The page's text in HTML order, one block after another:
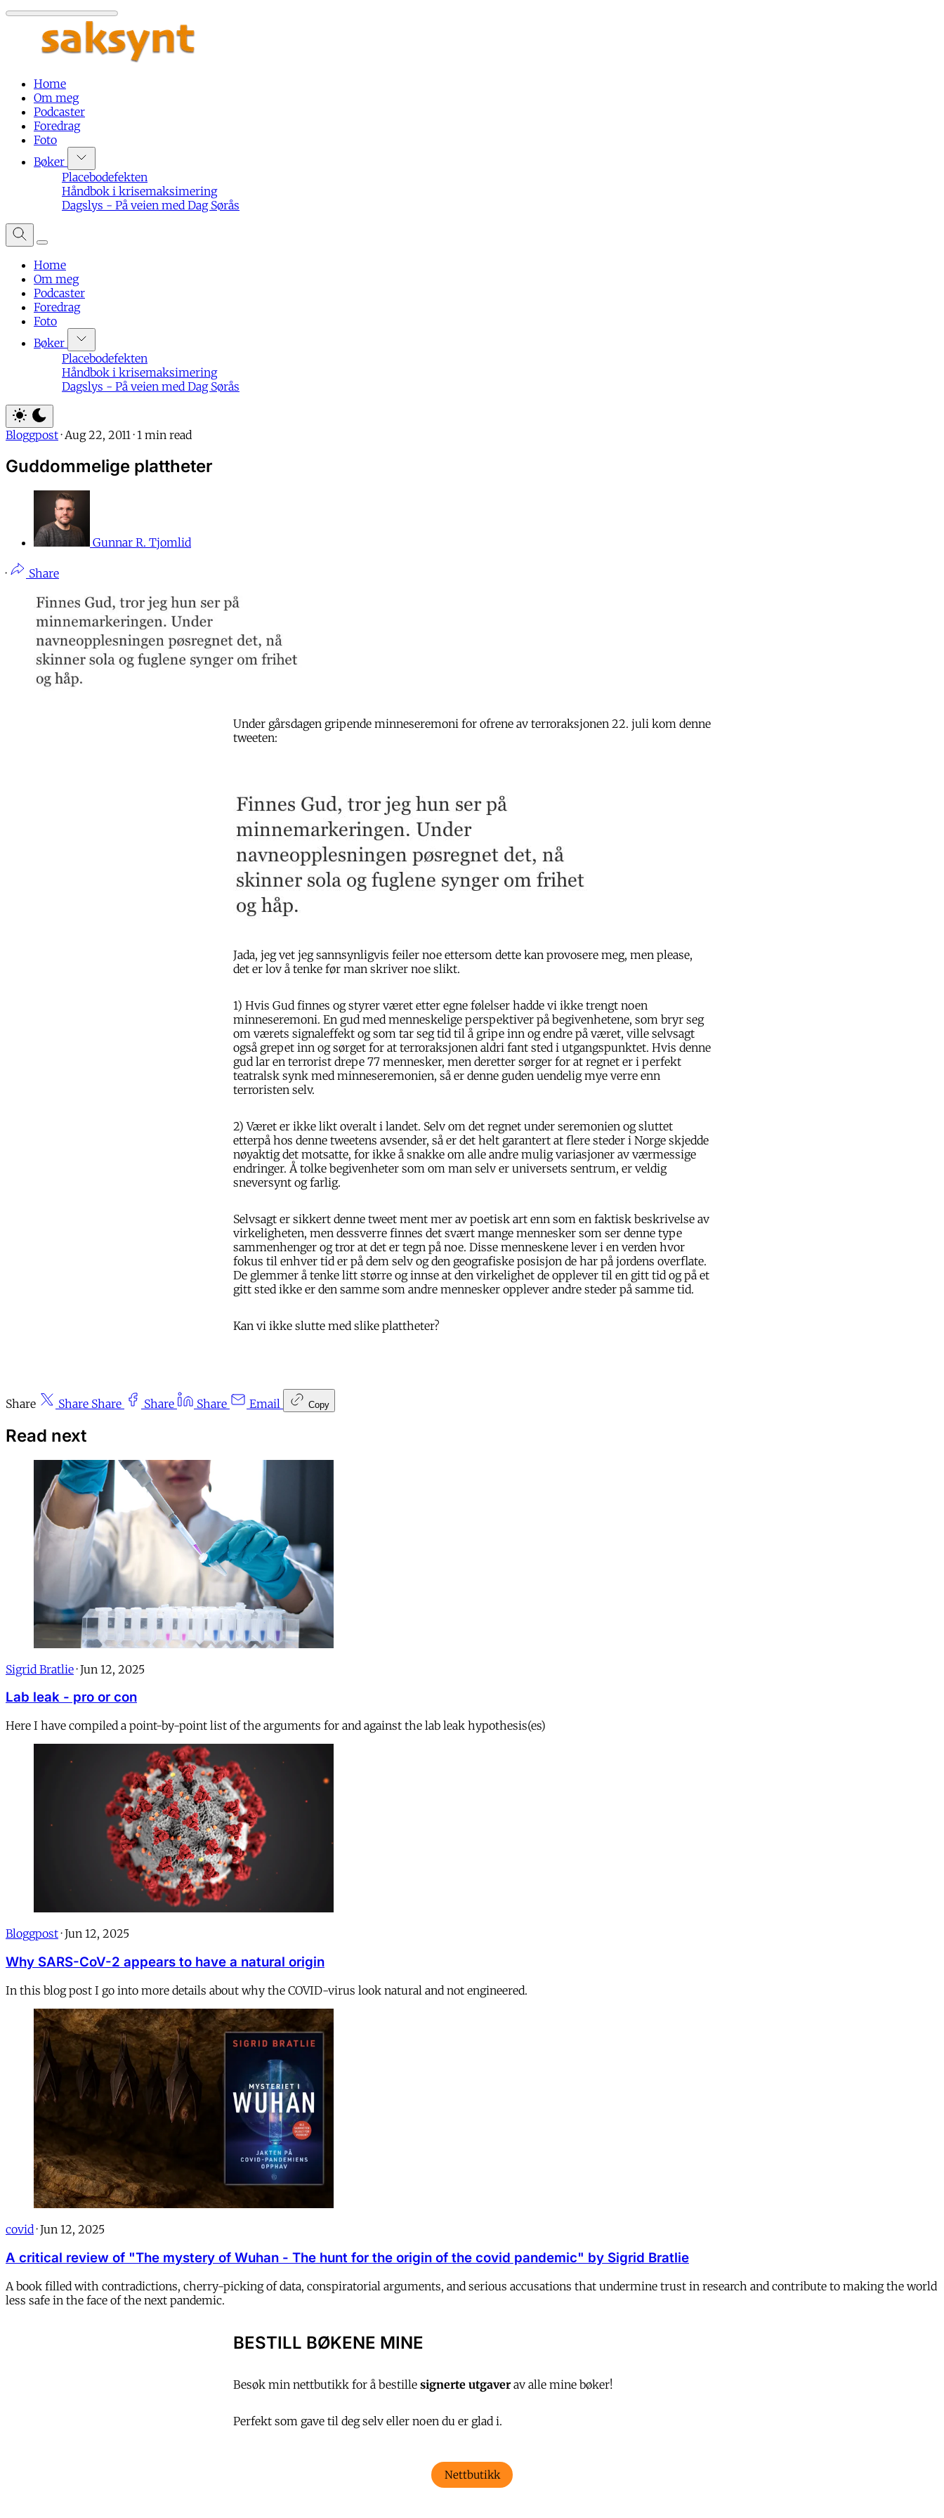
Home
Om meg
Podcaster
Foredrag
Foto
Bøker
Placebodefekten
Håndbok i krisemaksimering
Dagslys - På veien med Dag Sørås
Home
Om meg
Podcaster
Foredrag
Foto
Bøker
Placebodefekten
Håndbok i krisemaksimering
Dagslys - På veien med Dag Sørås
Bloggpost · Aug 22, 2011 · 1 min read
Guddommelige plattheter
Gunnar R. Tjomlid
· Share
Under gårsdagen gripende minneseremoni for ofrene av terroraksjonen 22. juli kom denne
tweeten:
Jada, jeg vet jeg sannsynligvis feiler noe ettersom dette kan provosere meg, men please,
det er lov å tenke før man skriver noe slikt.
1) Hvis Gud finnes og styrer været etter egne følelser hadde vi ikke trengt noen
minneseremoni. En gud med menneskelige perspektiver på begivenhetene, som bryr seg
om værets signaleffekt og som tar seg tid til å gripe inn og endre på været, ville selvsagt
også grepet inn og sørget for at terroraksjonen aldri fant sted i utgangspunktet. Hvis denne
gud lar en terrorist drepe 77 mennesker, men deretter sørger for at regnet er i perfekt
teatralsk synk med minneseremonien, så er denne guden uendelig mye verre enn
terroristen selv.
2) Været er ikke likt overalt i landet. Selv om det regnet under seremonien og sluttet
etterpå hos denne tweetens avsender, så er det helt garantert at flere steder i Norge skjedde
nøyaktig det motsatte, for ikke å snakke om alle andre mulig variasjoner av værmessige
endringer. Å tolke begivenheter som om man selv er universets sentrum, er veldig
sneversynt og farlig.
Selvsagt er sikkert denne tweet ment mer av poetisk art enn som en faktisk beskrivelse av
virkeligheten, men dessverre finnes det svært mange mennesker som ser denne type
sammenhenger og tror at det er tegn på noe. Disse menneskene lever i en verden hvor
fokus til enhver tid er på dem selv og den geografiske posisjon de har på jordens overflate.
De glemmer å tenke litt større og innse at den virkelighet de opplever til en gitt tid og på et
gitt sted ikke er den samme som andre mennesker opplever andre steder på samme tid.
Kan vi ikke slutte med slike plattheter?
Share Share Share Share Share Email Copy
Read next
Sigrid Bratlie · Jun 12, 2025
Lab leak - pro or con
Here I have compiled a point-by-point list of the arguments for and against the lab leak hypothesis(es)
Bloggpost · Jun 12, 2025
Why SARS-CoV-2 appears to have a natural origin
In this blog post I go into more details about why the COVID-virus look natural and not engineered.
covid · Jun 12, 2025
A critical review of "The mystery of Wuhan - The hunt for the origin of the covid pandemic" by Sigrid Bratlie
A book filled with contradictions, cherry-picking of data, conspiratorial arguments, and serious accusations that undermine trust in research and contribute to making the world
less safe in the face of the next pandemic.
BESTILL BØKENE MINE
Besøk min nettbutikk for å bestille signerte utgaverav alle mine bøker!
Perfekt som gave til deg selv eller noen du er glad i.
Nettbutikk